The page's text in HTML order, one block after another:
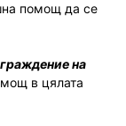
помощ да се
на
в цялата